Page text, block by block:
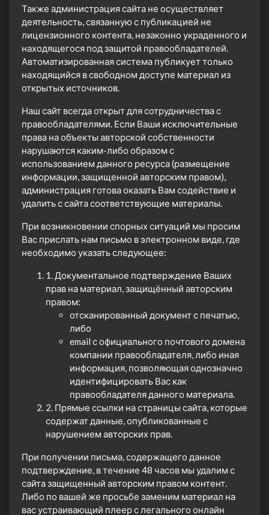
Также администрация сайта не осуществляет
деятельность, связанную с публикацией не
лицензионного контента, незаконно украденного и
находящегося под защитой правообладателей.
Автоматизированная система публикует только
находящийся в свободном доступе материал из
открытых источников.
Наш сайт всегда открыт для сотрудничества с
правообладателями. Если Ваши исключительные
права на объекты авторской собственности
нарушаются каким-либо образом с
использованием данного ресурса (размещение
информации, защищенной авторским правом),
администрация готова оказать Вам содействие и
удалить с сайта соответствующие материалы.
При возникновении спорных ситуаций мы просим
Вас прислать нам письмо в электронном виде, где
необходимо указать следующее:
1. Документальное подтверждение Ваших
прав на материал, защищённый авторским
правом:
отсканированный документ с печатью,
либо
email с официального почтового домена
компании правообладателя, либо иная
информация, позволяющая однозначно
идентифицировать Вас как
правообладателя данного материала.
2. Прямые ссылки на страницы сайта, которые
содержат данные, опубликованные с
нарушением авторских прав.
При получении письма, содержащего данное
подтверждение, в течение 48 часов мы удалим с
сайта защищенный авторским правом контент.
Либо по вашей же просьбе заменим материал на
вас устраивающий плеер с легального онлайн